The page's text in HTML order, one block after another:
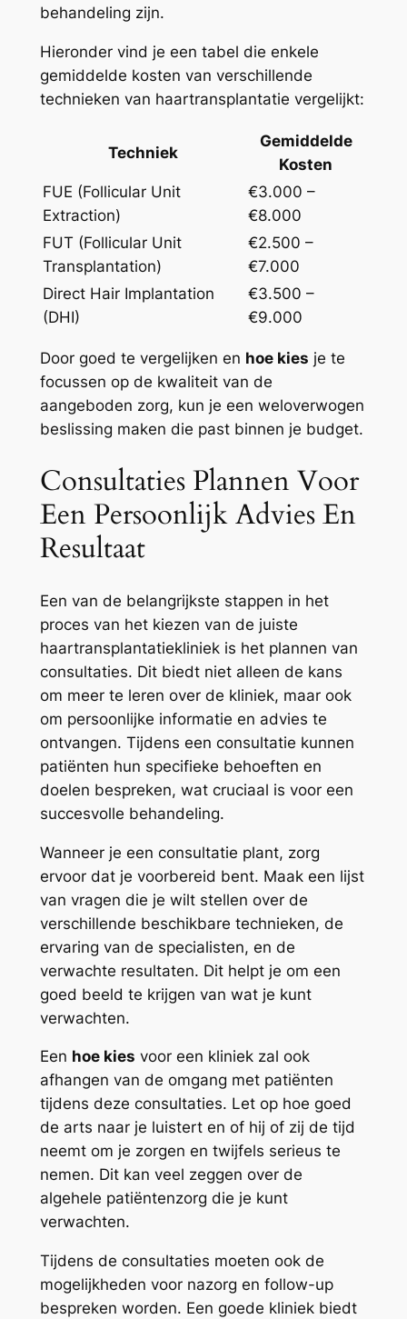
behandeling zijn.
Hieronder vind je een tabel die enkele
gemiddelde kosten van verschillende
technieken van haartransplantatie vergelijkt:
Techniek
Gemiddelde
Kosten
FUE (Follicular Unit
Extraction)
€3.000 –
€8.000
FUT (Follicular Unit
Transplantation)
€2.500 –
€7.000
Direct Hair Implantation
(DHI)
€3.500 –
€9.000
Door goed te vergelijken en hoe kies je te
focussen op de kwaliteit van de
aangeboden zorg, kun je een weloverwogen
beslissing maken die past binnen je budget.
Consultaties Plannen Voor
Een Persoonlijk Advies En
Resultaat
Een van de belangrijkste stappen in het
proces van het kiezen van de juiste
haartransplantatiekliniek is het plannen van
consultaties. Dit biedt niet alleen de kans
om meer te leren over de kliniek, maar ook
om persoonlijke informatie en advies te
ontvangen. Tijdens een consultatie kunnen
patiënten hun specifieke behoeften en
doelen bespreken, wat cruciaal is voor een
succesvolle behandeling.
Wanneer je een consultatie plant, zorg
ervoor dat je voorbereid bent. Maak een lijst
van vragen die je wilt stellen over de
verschillende beschikbare technieken, de
ervaring van de specialisten, en de
verwachte resultaten. Dit helpt je om een
goed beeld te krijgen van wat je kunt
verwachten.
Een hoe kies voor een kliniek zal ook
afhangen van de omgang met patiënten
tijdens deze consultaties. Let op hoe goed
de arts naar je luistert en of hij of zij de tijd
neemt om je zorgen en twijfels serieus te
nemen. Dit kan veel zeggen over de
algehele patiëntenzorg die je kunt
verwachten.
Tijdens de consultaties moeten ook de
mogelijkheden voor nazorg en follow-up
bespreken worden. Een goede kliniek biedt